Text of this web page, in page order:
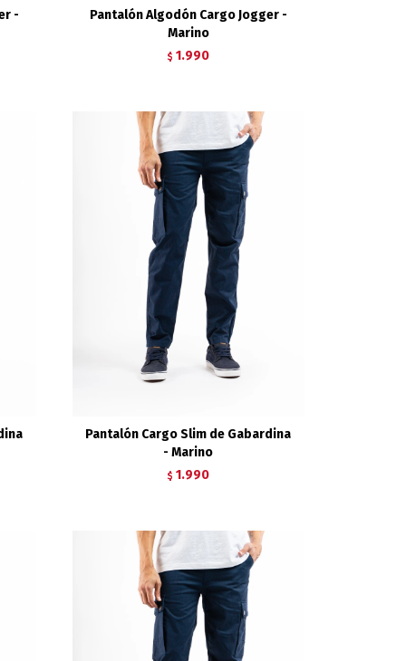
-
Pantalón Algodón Cargo Jogger -
Marino
$ 1.990
Pantalón Cargo Slim de Gabardina
- Marino
$ 1.990